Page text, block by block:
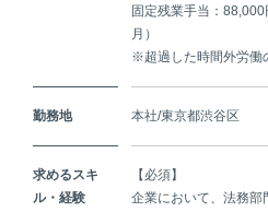
固定残業手当：
月）
※超過した時間外労働
勤務地 本社/東京都渋谷区
求めるスキ
ル・経験
【必須】
企業において、法務部